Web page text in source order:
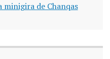
minigira de Chanqas